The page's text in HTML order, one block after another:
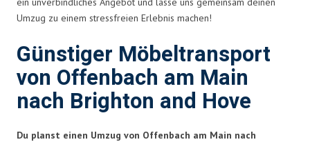
Umzug zu einem stressfreien Erlebnis machen!
Günstiger Möbeltransport
von Offenbach am Main
nach Brighton and Hove
Du planst einen Umzug von Offenbach am Main nach